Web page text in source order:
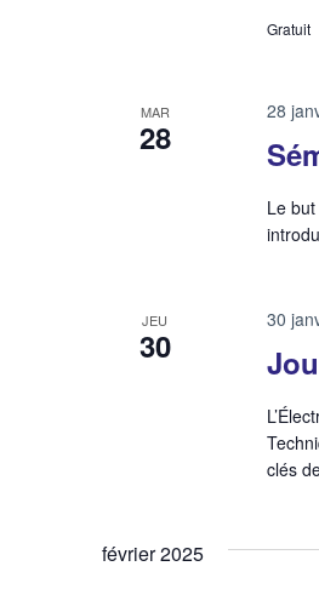
Gratuit
MAR
28
28
Le
JEU
30
30
clés
février 2025